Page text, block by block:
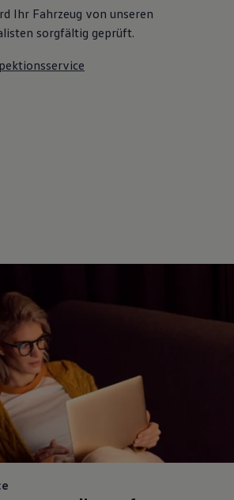
Ihr Fahrzeug von unseren
sorgfältig geprüft.